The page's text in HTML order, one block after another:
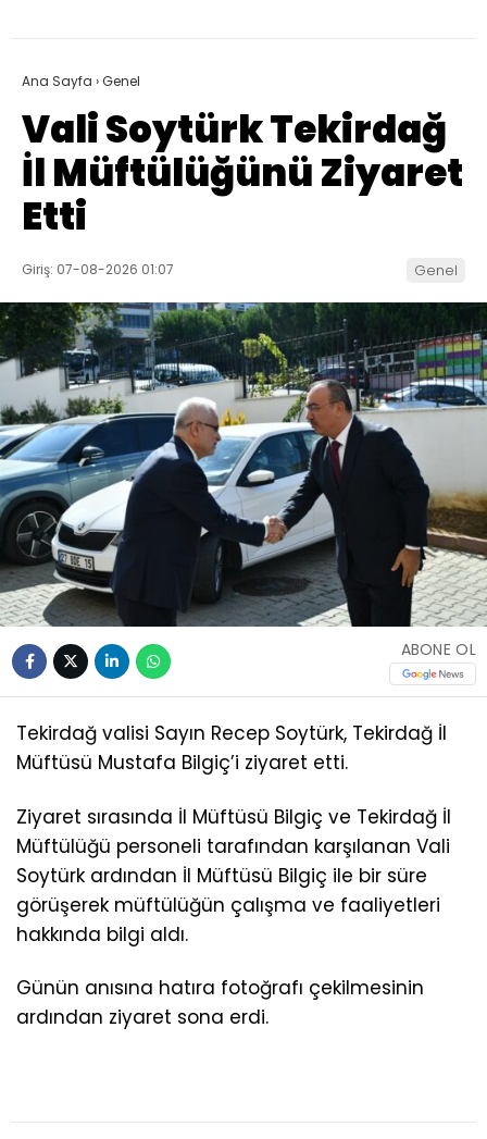
Ana Sayfa ›Genel
Vali Soytürk Tekirdağ
İl Müftülüğünü Ziyaret
Etti
Giriş: 07-08-2026 01:07 Genel
ABONE OL
Tekirdağ valisi Sayın Recep Soytürk, Tekirdağ İl
Müftüsü Mustafa Bilgiç’i ziyaret etti.
Ziyaret sırasında İl Müftüsü Bilgiç ve Tekirdağ İl
Müftülüğü personeli tarafından karşılanan Vali
Soytürk ardından İl Müftüsü Bilgiç ile bir süre
görüşerek müftülüğün çalışma ve faaliyetleri
hakkında bilgi aldı.
Günün anısına hatıra fotoğrafı çekilmesinin
ardından ziyaret sona erdi.